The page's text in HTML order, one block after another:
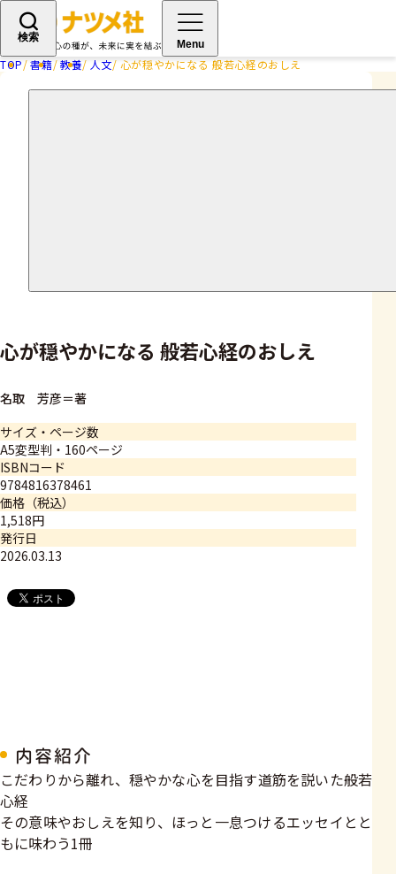
検索
Menu
TOP 書籍 教養 人文 心が穏やかになる 般若心経のおしえ
心が穏やかになる 般若心経のおしえ
名取 芳彦＝著
サイズ・ページ数
A5変型判・160ページ
ISBNコード
9784816378461
価格（税込）
1,518円
発行日
2026.03.13
内容紹介
こだわりから離れ、穏やかな心を目指す道筋を説いた般若
心経
その意味やおしえを知り、ほっと一息つけるエッセイとと
もに味わう1冊